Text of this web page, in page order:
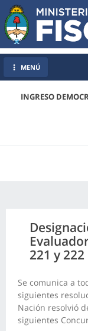
INGRESO
MENÚ
221 y 222
Se comunica a
siguientes
Nación resolvió
siguientes